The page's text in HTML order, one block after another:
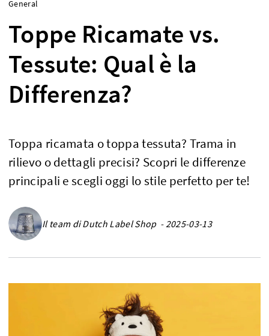
General
Toppe Ricamate vs.
Tessute: Qual è la
Differenza?
Toppa ricamata o toppa tessuta? Trama in
rilievo o dettagli precisi? Scopri le differenze
principali e scegli oggi lo stile perfetto per te!
Il team di Dutch Label Shop - 2025-03-13